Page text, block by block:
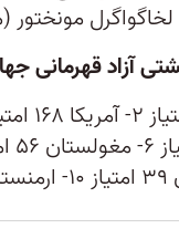
آزاد قهرمانی